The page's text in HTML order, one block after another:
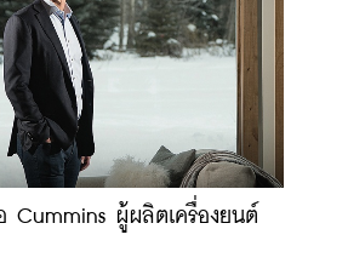
Cummins ผู้ผลิตเครื่องยนต์